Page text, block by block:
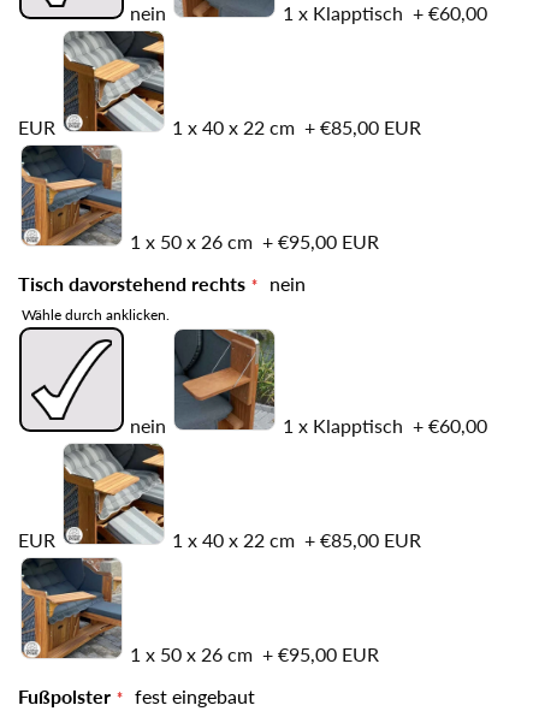
nein 1 x Klapptisch + €60,00
EUR 1 x 40 x 22 cm + €85,00 EUR
1 x 50 x 26 cm + €95,00 EUR
Tisch davorstehend rechts
nein
Wähle durch anklicken.
nein 1 x Klapptisch + €60,00
EUR 1 x 40 x 22 cm + €85,00 EUR
1 x 50 x 26 cm + €95,00 EUR
Fußpolster
fest eingebaut